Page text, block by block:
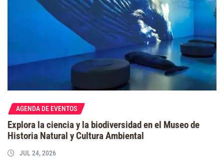
AGENDA DE EVENTOS
Explora la ciencia y la biodiversidad en el Museo de
Historia Natural y Cultura Ambiental
JUL 24, 2026